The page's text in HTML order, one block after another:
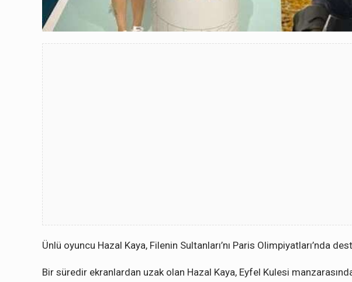
Ünlü oyuncu Hazal Kaya, Filenin Sultanları’nı Paris Olimpiyatları’nda
Bir süredir ekranlardan uzak olan Hazal Kaya, Eyfel Kulesi